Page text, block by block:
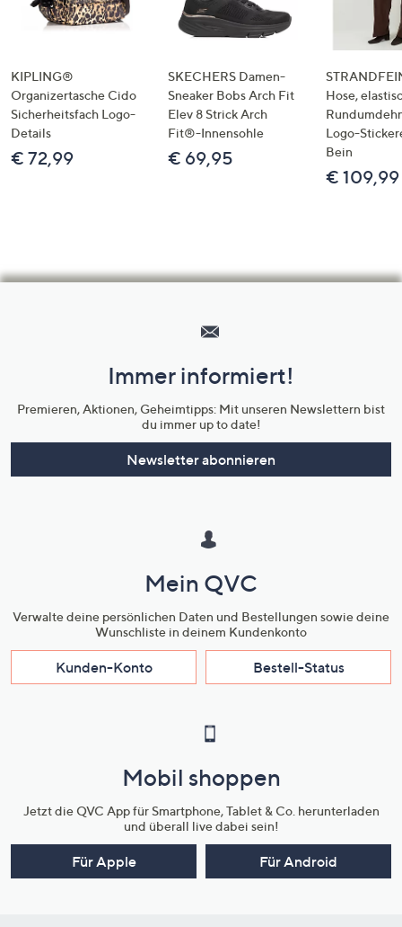
KIPLING®
Organizertasche Cido
Sicherheitsfach Logo-
Details
€ 72,99
SKECHERS Damen-
Sneaker Bobs Arch Fit
Elev 8 Strick Arch
Fit®-Innensohle
€ 69,95
Hose,
Logo-
Bein
€ 109,99
Unternehmensinformationen
Immer informiert!
Premieren, Aktionen, Geheimtipps: Mit unseren Newslettern bist
du immer up to date!
Newsletter abonnieren
Mein QVC
Verwalte deine persönlichen Daten und Bestellungen sowie deine
Wunschliste in deinem Kundenkonto
Kunden-Konto Bestell-Status
Mobil shoppen
Jetzt die QVC App für Smartphone, Tablet & Co. herunterladen
und überall live dabei sein!
Für Apple Für Android